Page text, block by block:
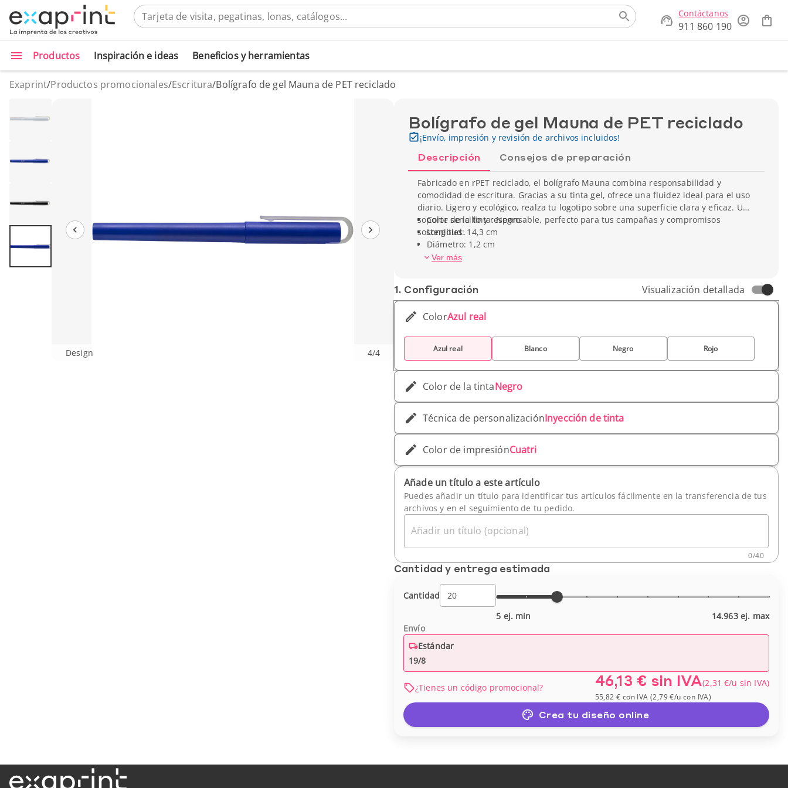
Contáctanos
911 860 190
Productos Inspiración e ideas Beneficios y herramientas
Exaprint/Productos promocionales/Escritura/Bolígrafo de gel Mauna de PET reciclado
Design 4/4
Bolígrafo de gel Mauna de PET reciclado
¡Envío, impresión y revisión de archivos incluidos!
Descripción Consejos de preparación
Fabricado en rPET reciclado, el bolígrafo Mauna combina responsabilidad y
comodidad de escritura. Gracias a su tinta gel, ofrece una fluidez ideal para el uso
diario. Ligero y ecológico, realza tu logotipo sobre una superficie clara y eficaz. Un
soporte sencillo y responsable, perfecto para tus campañas y compromisos
sostenibles.
Color de la tinta: Negro
Longitud: 14,3 cm
Diámetro: 1,2 cm
Peso unitario: 11 g
Ver más
1. Conf­iguración Visualización detallada
ColorAzul real
Azul real Blanco Negro Rojo
Color de la tintaNegro
Técnica de personalizaciónInyección de tinta
Color de impresiónCuatri
Añade un título a este artículo
Puedes añadir un título para identificar tus artículos fácilmente en la transferencia de tus
archivos y en el seguimiento de tu pedido.
Añadir un título (opcional)
0/40
Cantidad y entrega estimada
Cantidad
5 ej. min
14.963 ej. max
Envío
Estándar
19/8
¿Tienes un código promocional? 46,13 € sin IVA(2,31 €/u sin IVA)
55,82 € con IVA (2,79 €/ucon IVA)
Crea tu diseño online